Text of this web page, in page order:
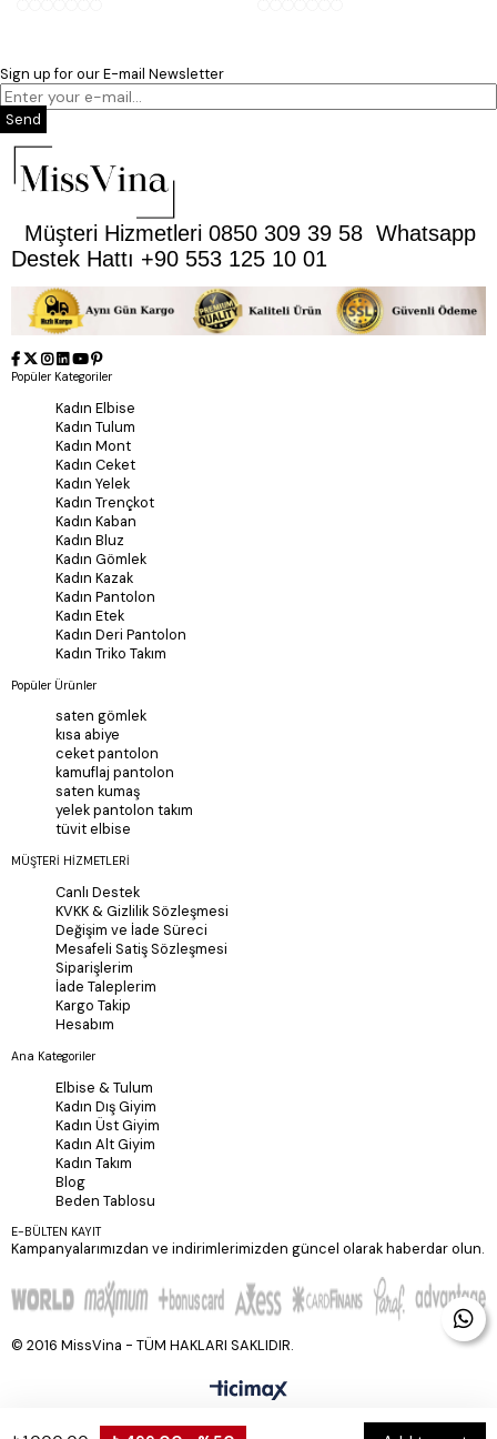
Sign up for our E-mail Newsletter
Send
Müşteri Hizmetleri 0850 309 39 58 Whatsapp
Destek Hattı +90 553 125 10 01
Popüler Kategoriler
Kadın Elbise
Kadın Tulum
Kadın Mont
Kadın Ceket
Kadın Yelek
Kadın Trençkot
Kadın Kaban
Kadın Bluz
Kadın Gömlek
Kadın Kazak
Kadın Pantolon
Kadın Etek
Kadın Deri Pantolon
Kadın Triko Takım
Popüler Ürünler
saten gömlek
kısa abiye
ceket pantolon
kamuflaj pantolon
saten kumaş
yelek pantolon takım
tüvit elbise
MÜŞTERİ HİZMETLERİ
Canlı Destek
KVKK & Gizlilik Sözleşmesi
Değişim ve İade Süreci
Mesafeli Satiş Sözleşmesi
Siparişlerim
İade Taleplerim
Kargo Takip
Hesabım
Ana Kategoriler
Elbise & Tulum
Kadın Dış Giyim
Kadın Üst Giyim
Kadın Alt Giyim
Kadın Takım
Blog
Beden Tablosu
E-BÜLTEN KAYIT
Kampanyalarımızdan ve indirimlerimizden güncel olarak haberdar olun.
© 2016 MissVina - TÜM HAKLARI SAKLIDIR.